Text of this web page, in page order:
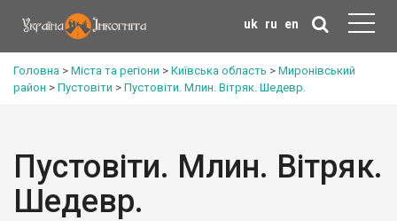
uk ru en
Головна > Міста та регіони > Київська область > Миронівський
район > Пустовіти > Пустовіти. Млин. Вітряк. Шедевр.
Пустовіти. Млин. Вітряк.
Шедевр.